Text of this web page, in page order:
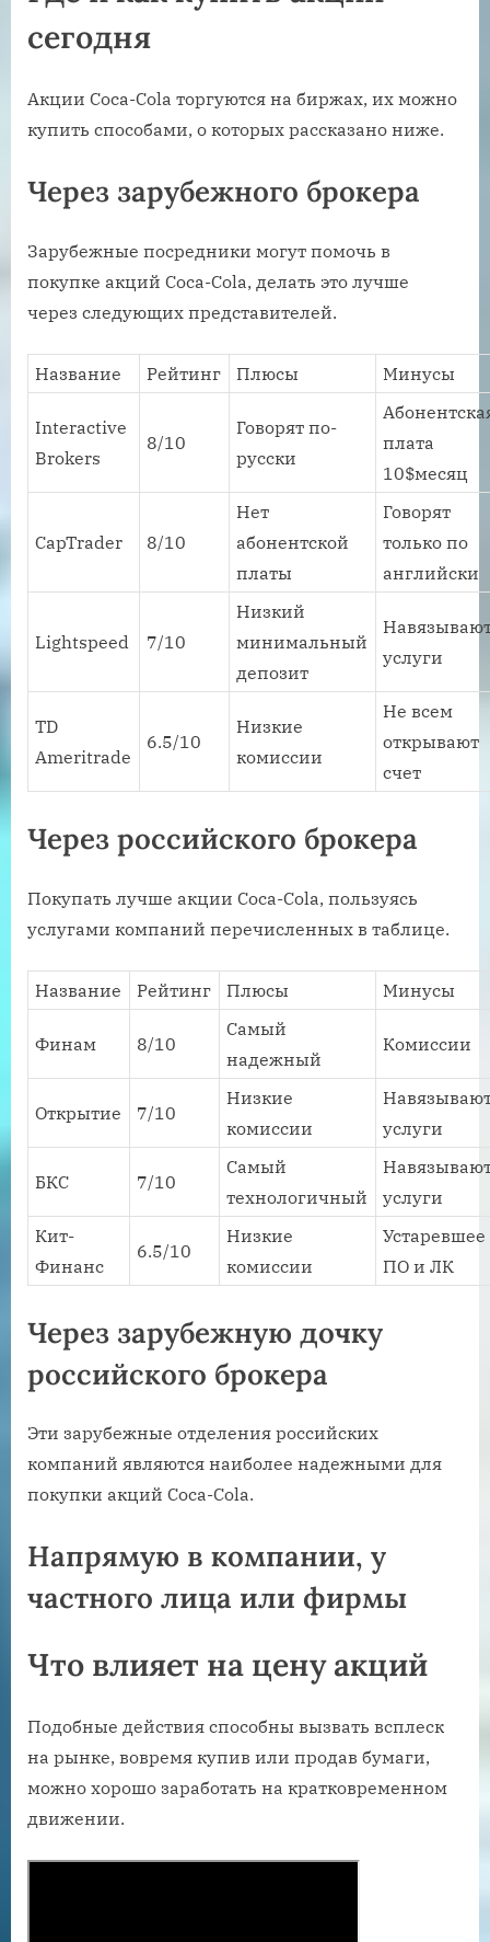
сегодня
Акции Coca-Cola торгуются на биржах, их можно
купить способами, о которых рассказано ниже.
Через зарубежного брокера
Зарубежные посредники могут помочь в
покупке акций Coca-Cola, делать это лучше
через следующих представителей.
Название Рейтинг Плюсы Минусы
Interactive
Brokers
8/10
Говорят по-
русски
плата
10$месяц
CapTrader 8/10
Нет
абонентской
платы
Говорят
только по
английски
Lightspeed 7/10
Низкий
минимальный
депозит
услуги
TD
Ameritrade
6.5/10
Низкие
комиссии
Не всем
открывают
счет
Через российского брокера
Покупать лучше акции Coca-Cola, пользуясь
услугами компаний перечисленных в таблице.
Название Рейтинг Плюсы Минусы
Финам 8/10
Самый
надежный
Комиссии
Открытие 7/10
Низкие
комиссии
услуги
БКС 7/10
Самый
технологичный
услуги
Кит-
Финанс
6.5/10
Низкие
комиссии
Устаревшее
ПО и ЛК
Через зарубежную дочку
российского брокера
Эти зарубежные отделения российских
компаний являются наиболее надежными для
покупки акций Coca-Cola.
Напрямую в компании, у
частного лица или фирмы
Что влияет на цену акций
Подобные действия способны вызвать всплеск
на рынке, вовремя купив или продав бумаги,
можно хорошо заработать на кратковременном
движении.